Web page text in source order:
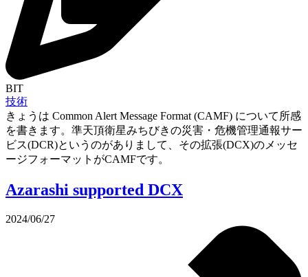
BIT
技術
きょうは Common Alert Message Format (CAMF) について所感
を書きます。準天頂衛星みちびきの災害・危機管理通報サー
ビス(DCR)というのがありまして、その拡張(DCX)のメッセ
ージフォーマットがCAMFです。
Azarashi supported DCX
2024/06/27